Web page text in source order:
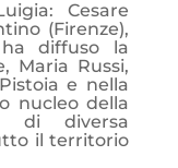
Cesare
(Firenze),
diffuso la
Maria Russi,
e nella
nucleo della
di diversa
il territorio